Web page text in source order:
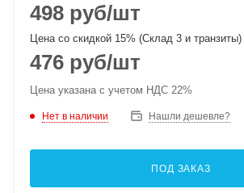
498 руб/шт
Цена со скидкой 15% (Склад 3 и транзиты)
476 руб/шт
Цена указана с учетом НДС 22%
Нет в наличии Нашли дешевле?
ПОД ЗАКАЗ